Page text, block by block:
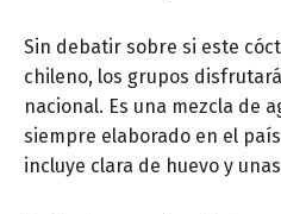
Sin debatir sobre si este
chileno, los grupos
nacional. Es una mezcla de
siempre elaborado en el
incluye clara de huevo y